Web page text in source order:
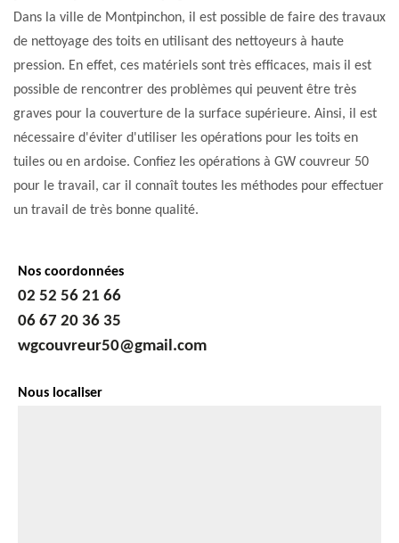
Dans la ville de Montpinchon, il est possible de faire des travaux
de nettoyage des toits en utilisant des nettoyeurs à haute
pression. En effet, ces matériels sont très efficaces, mais il est
possible de rencontrer des problèmes qui peuvent être très
graves pour la couverture de la surface supérieure. Ainsi, il est
nécessaire d'éviter d'utiliser les opérations pour les toits en
tuiles ou en ardoise. Confiez les opérations à GW couvreur 50
pour le travail, car il connaît toutes les méthodes pour effectuer
un travail de très bonne qualité.
Nos coordonnées
02 52 56 21 66
06 67 20 36 35
wgcouvreur50@gmail.com
Nous localiser